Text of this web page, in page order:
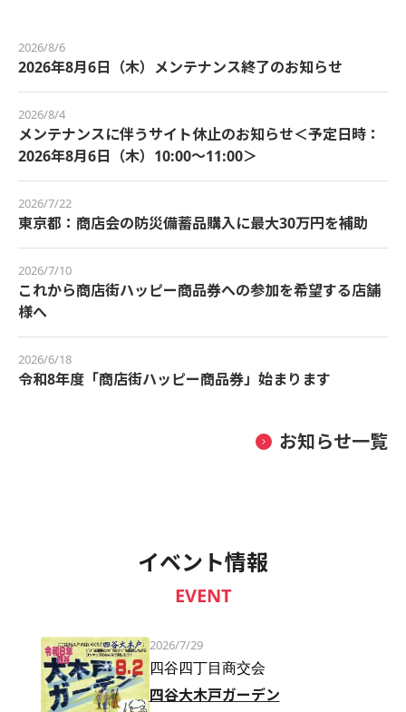
2026/8/6
2026年8月6日（木）メンテナンス終了のお知らせ
2026/8/4
メンテナンスに伴うサイト休止のお知らせ＜予定日時：
2026年8月6日（木）10:00～11:00＞
2026/7/22
東京都：商店会の防災備蓄品購入に最大30万円を補助
2026/7/10
これから商店街ハッピー商品券への参加を希望する店舗
様へ
2026/6/18
令和8年度「商店街ハッピー商品券」始まります
お知らせ一覧
イベント情報
EVENT
2026/7/29
四谷四丁目商交会
四谷大木戸ガーデン